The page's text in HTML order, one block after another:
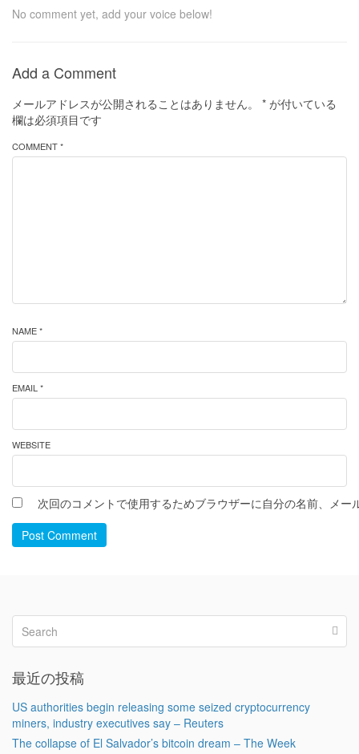
No comment yet, add your voice below!
Add a Comment
メールアドレスが公開されることはありません。 * が付いている
欄は必須項目です
COMMENT *
NAME *
EMAIL *
WEBSITE
次回のコメントで使用するためブラウザーに自分の名前、メー
Post Comment
最近の投稿
US authorities begin releasing some seized cryptocurrency
miners, industry executives say – Reuters
The collapse of El Salvador’s bitcoin dream – The Week